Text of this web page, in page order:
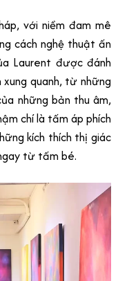
với niềm đam mê
cách nghệ thuật ấn
Laurent được đánh
quanh, từ những
những bản thu âm,
chí là tấm áp phích
kích thích thị giác
từ tấm bé.